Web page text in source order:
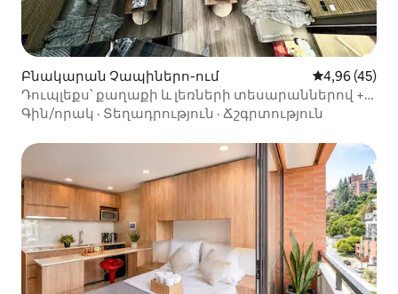
Բնակարան Չապիներո-ում Միջին
4,96 (45)
Դուպլեքս՝ քաղաքի և լեռների տեսարաններով +
ինքնուրույն ժամանում
Գին/որակ · Տեղադրություն · Ճշգրտություն